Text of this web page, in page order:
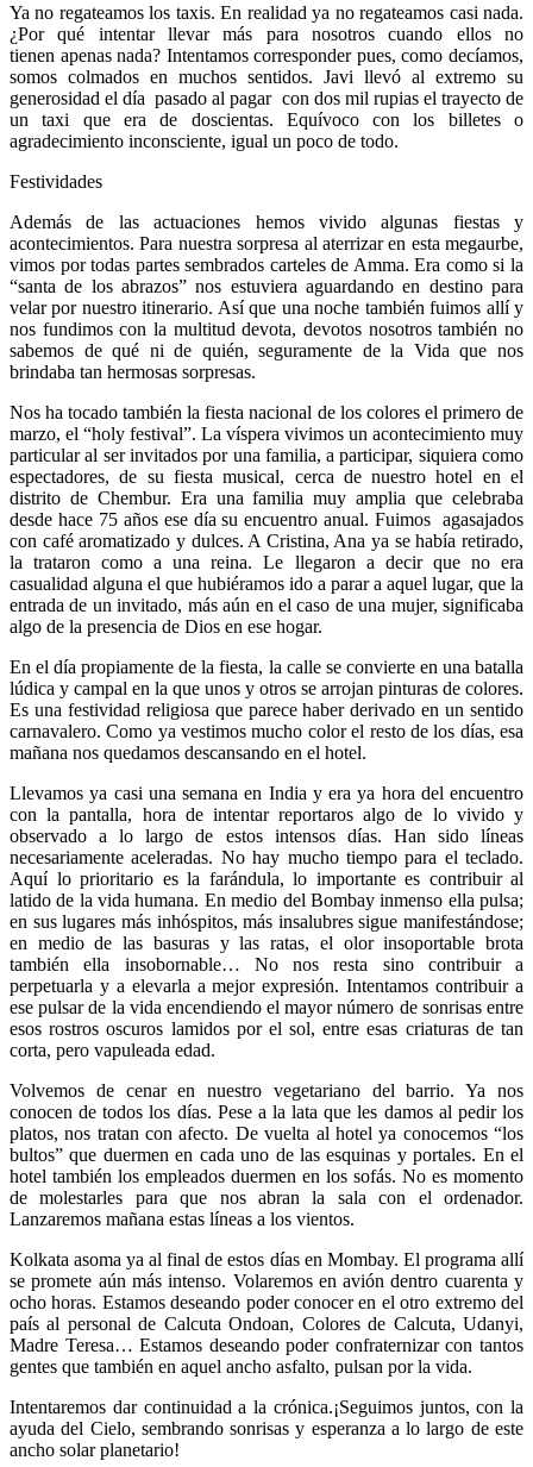
Ya no regateamos los taxis. En realidad ya no regateamos casi nada.
¿Por qué intentar llevar más para nosotros cuando ellos no
tienen apenas nada? Intentamos corresponder pues, como decíamos,
somos colmados en muchos sentidos. Javi llevó al extremo su
generosidad el día pasado al pagar con dos mil rupias el trayecto de
un taxi que era de doscientas. Equívoco con los billetes o
agradecimiento inconsciente, igual un poco de todo.
Festividades
Además de las actuaciones hemos vivido algunas fiestas y
acontecimientos. Para nuestra sorpresa al aterrizar en esta megaurbe,
vimos por todas partes sembrados carteles de Amma. Era como si la
“santa de los abrazos” nos estuviera aguardando en destino para
velar por nuestro itinerario. Así que una noche también fuimos allí y
nos fundimos con la multitud devota, devotos nosotros también no
sabemos de qué ni de quién, seguramente de la Vida que nos
brindaba tan hermosas sorpresas.
Nos ha tocado también la fiesta nacional de los colores el primero de
marzo, el “holy festival”. La víspera vivimos un acontecimiento muy
particular al ser invitados por una familia, a participar, siquiera como
espectadores, de su fiesta musical, cerca de nuestro hotel en el
distrito de Chembur. Era una familia muy amplia que celebraba
desde hace 75 años ese día su encuentro anual. Fuimos agasajados
con café aromatizado y dulces. A Cristina, Ana ya se había retirado,
la trataron como a una reina. Le llegaron a decir que no era
casualidad alguna el que hubiéramos ido a parar a aquel lugar, que la
entrada de un invitado, más aún en el caso de una mujer, significaba
algo de la presencia de Dios en ese hogar.
En el día propiamente de la fiesta, la calle se convierte en una batalla
lúdica y campal en la que unos y otros se arrojan pinturas de colores.
Es una festividad religiosa que parece haber derivado en un sentido
carnavalero. Como ya vestimos mucho color el resto de los días, esa
mañana nos quedamos descansando en el hotel.
Llevamos ya casi una semana en India y era ya hora del encuentro
con la pantalla, hora de intentar reportaros algo de lo vivido y
observado a lo largo de estos intensos días. Han sido líneas
necesariamente aceleradas. No hay mucho tiempo para el teclado.
Aquí lo prioritario es la farándula, lo importante es contribuir al
latido de la vida humana. En medio del Bombay inmenso ella pulsa;
en sus lugares más inhóspitos, más insalubres sigue manifestándose;
en medio de las basuras y las ratas, el olor insoportable brota
también ella insobornable… No nos resta sino contribuir a
perpetuarla y a elevarla a mejor expresión. Intentamos contribuir a
ese pulsar de la vida encendiendo el mayor número de sonrisas entre
esos rostros oscuros lamidos por el sol, entre esas criaturas de tan
corta, pero vapuleada edad.
Volvemos de cenar en nuestro vegetariano del barrio. Ya nos
conocen de todos los días. Pese a la lata que les damos al pedir los
platos, nos tratan con afecto. De vuelta al hotel ya conocemos “los
bultos” que duermen en cada uno de las esquinas y portales. En el
hotel también los empleados duermen en los sofás. No es momento
de molestarles para que nos abran la sala con el ordenador.
Lanzaremos mañana estas líneas a los vientos.
Kolkata asoma ya al final de estos días en Mombay. El programa allí
se promete aún más intenso. Volaremos en avión dentro cuarenta y
ocho horas. Estamos deseando poder conocer en el otro extremo del
país al personal de Calcuta Ondoan, Colores de Calcuta, Udanyi,
Madre Teresa… Estamos deseando poder confraternizar con tantos
gentes que también en aquel ancho asfalto, pulsan por la vida.
Intentaremos dar continuidad a la crónica.¡Seguimos juntos, con la
ayuda del Cielo, sembrando sonrisas y esperanza a lo largo de este
ancho solar planetario!